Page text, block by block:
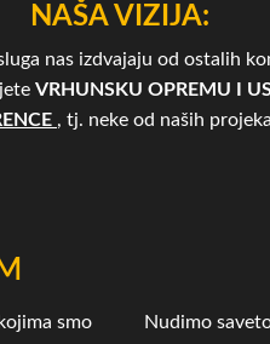
NAŠA VIZIJA:
nas izdvajaju od ostalih
VRHUNSKU OPREMU I
, tj. neke od naših
smo
Nudimo